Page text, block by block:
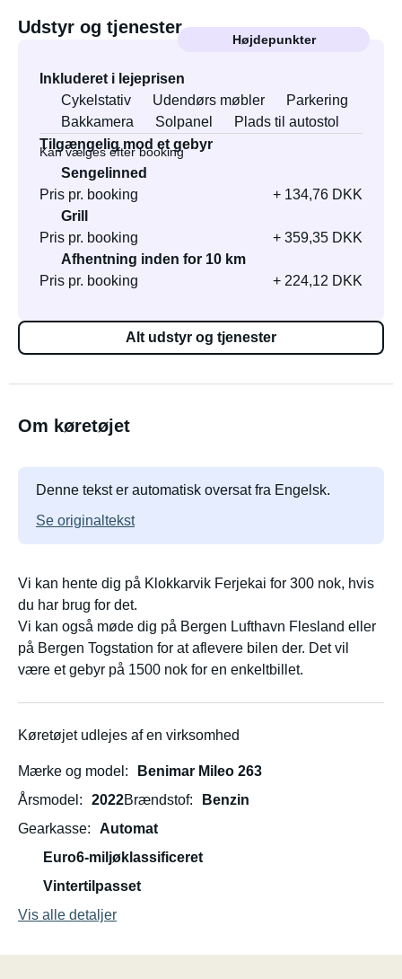
Udstyr og tjenester
Højdepunkter
Inkluderet i lejeprisen
Cykelstativ
Udendørs møbler
Parkering
Bakkamera
Solpanel
Plads til autostol
Tilgængelig mod et gebyr
Kan vælges efter booking
Sengelinned
Pris pr. booking
+ 134,76 DKK
Grill
Pris pr. booking
+ 359,35 DKK
Afhentning inden for 10 km
Pris pr. booking
+ 224,12 DKK
Alt udstyr og tjenester
Om køretøjet
Denne tekst er automatisk oversat fra Engelsk.
Se originaltekst
Vi kan hente dig på Klokkarvik Ferjekai for 300 nok, hvis
du har brug for det.
Vi kan også møde dig på Bergen Lufthavn Flesland eller
på Bergen Togstation for at aflevere bilen der. Det vil
være et gebyr på 1500 nok for en enkeltbillet.
Køretøjet udlejes af en virksomhed
Mærke og model
Benimar Mileo 263
Årsmodel
2022Brændstof
Benzin
Gearkasse
Automat
Euro6-miljøklassificeret
Vintertilpasset
Vis alle detaljer